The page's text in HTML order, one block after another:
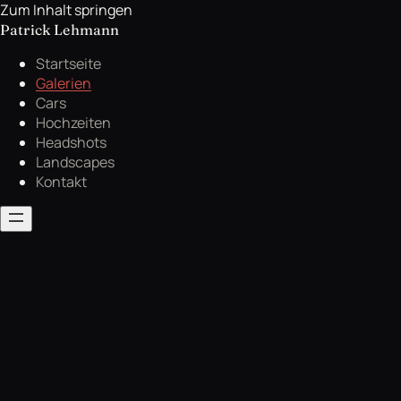
Zum Inhalt springen
Patrick Lehmann
Startseite
Galerien
Cars
Hochzeiten
Headshots
Landscapes
Kontakt